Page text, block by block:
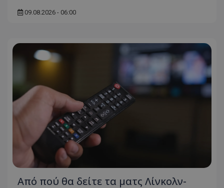
09.08.2026 - 06:00
Από πού θα δείτε τα ματς Λίνκολν-